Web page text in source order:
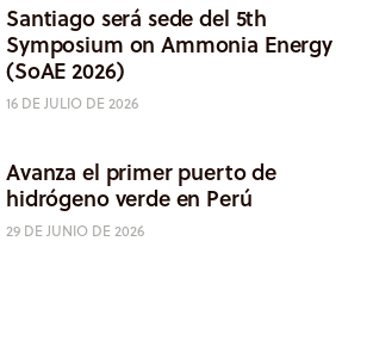
Santiago será sede del 5th
Symposium on Ammonia Energy
(SoAE 2026)
16 DE JULIO DE 2026
Avanza el primer puerto de
hidrógeno verde en Perú
29 DE JUNIO DE 2026